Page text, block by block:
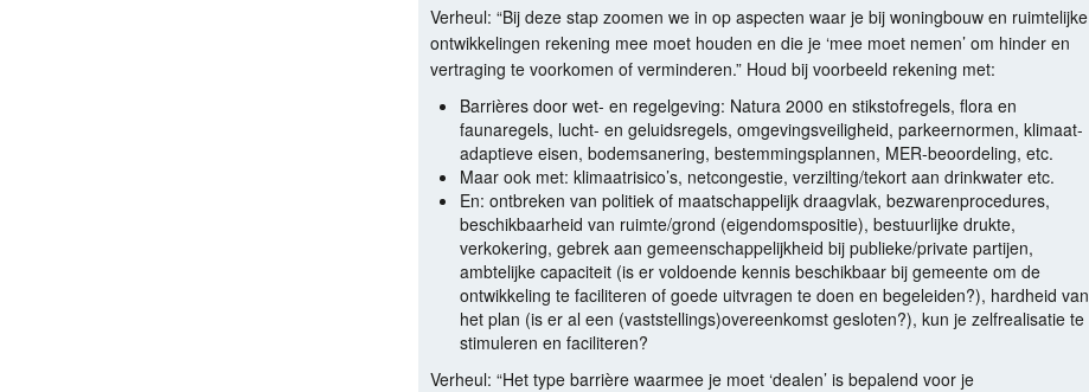
Verheul: “Bij deze stap zoomen we in op aspecten waar je bij woningbouw en ruimtelijke
ontwikkelingen rekening mee moet houden en die je ‘mee moet nemen’ om hinder en
vertraging te voorkomen of verminderen.” Houd bij voorbeeld rekening met:
Barrières door wet- en regelgeving: Natura 2000 en stikstofregels, flora en
faunaregels, lucht- en geluidsregels, omgevingsveiligheid, parkeernormen, klimaat-
adaptieve eisen, bodemsanering, bestemmingsplannen, MER-beoordeling, etc.
Maar ook met: klimaatrisico’s, netcongestie, verzilting/tekort aan drinkwater etc.
En: ontbreken van politiek of maatschappelijk draagvlak, bezwarenprocedures,
beschikbaarheid van ruimte/grond (eigendomspositie), bestuurlijke drukte,
verkokering, gebrek aan gemeenschappelijkheid bij publieke/private partijen,
ambtelijke capaciteit (is er voldoende kennis beschikbaar bij gemeente om de
ontwikkeling te faciliteren of goede uitvragen te doen en begeleiden?), hardheid van
het plan (is er al een (vaststellings)overeenkomst gesloten?), kun je zelfrealisatie te
stimuleren en faciliteren?
Verheul: “Het type barrière waarmee je moet ‘dealen’ is bepalend voor je